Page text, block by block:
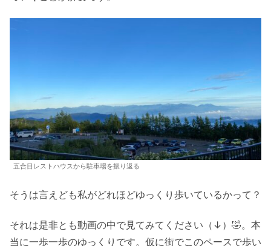
五合目レストハウスから駐車場を振り返る
そうは言えども私がどれほどゆっくり歩いているかって？
それは是非とも動画の中で見てみてください（↓）🤣。本
当に一歩一歩のゆっくりです。仮に街でこのペースで歩い